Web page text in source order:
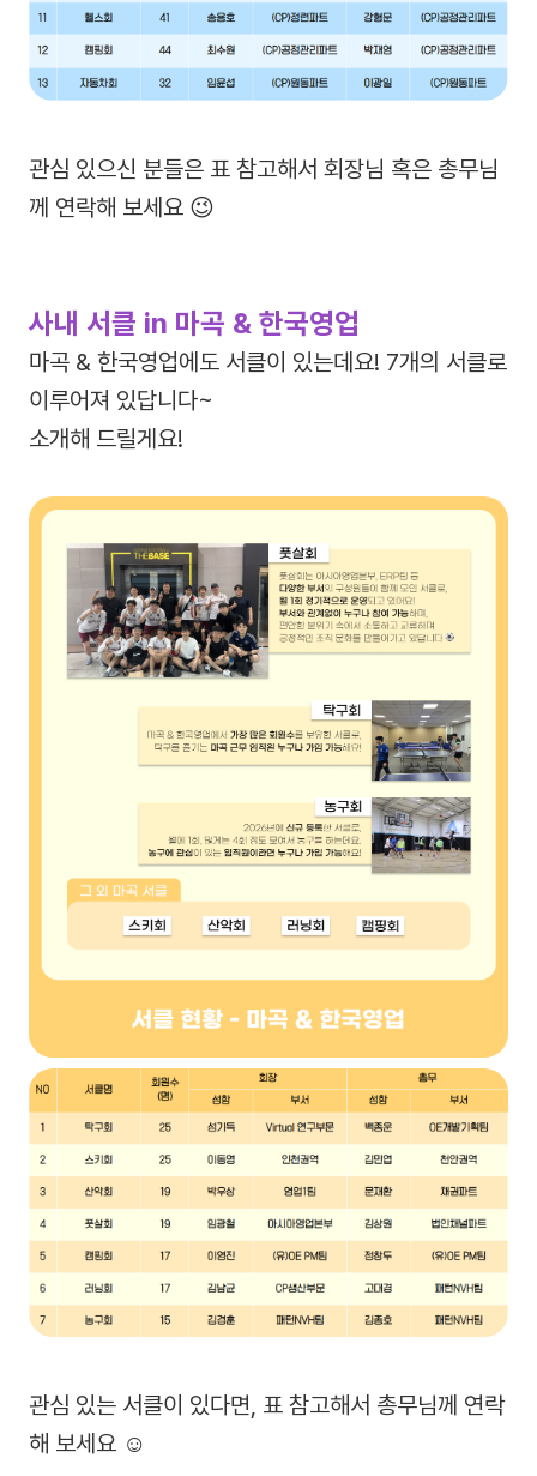
관심 있으신 분들은 표 참고해서 회장님 혹은 총무님
께 연락해 보세요 😉
사내 서클 in 마곡 & 한국영업
마곡 & 한국영업에도 서클이 있는데요! 7개의 서클로
이루어져 있답니다~
소개해 드릴게요!
관심 있는 서클이 있다면, 표 참고해서 총무님께 연락
해 보세요 ☺️